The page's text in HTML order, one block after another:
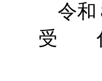
令和８
前９